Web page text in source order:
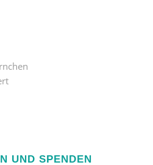
UND SPENDEN